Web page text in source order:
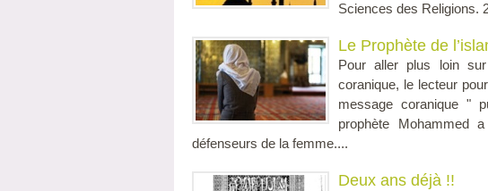
Sciences des Religions.
Le Prophète de
Pour aller plus loin
coranique, le lecteur
message coranique "
prophète Mohammed
défenseurs de la femme....
Deux ans déjà !!